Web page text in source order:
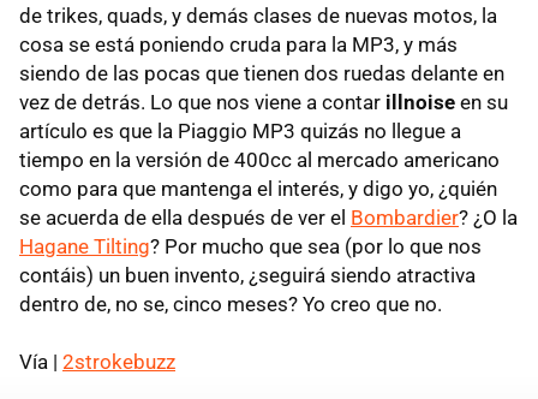
de trikes, quads, y demás clases de nuevas motos, la
cosa se está poniendo cruda para la MP3, y más
siendo de las pocas que tienen dos ruedas delante en
vez de detrás. Lo que nos viene a contar illnoise en su
artículo es que la Piaggio MP3 quizás no llegue a
tiempo en la versión de 400cc al mercado americano
como para que mantenga el interés, y digo yo, ¿quién
se acuerda de ella después de ver el Bombardier? ¿O la
Hagane Tilting? Por mucho que sea (por lo que nos
contáis) un buen invento, ¿seguirá siendo atractiva
dentro de, no se, cinco meses? Yo creo que no.
Vía | 2strokebuzz